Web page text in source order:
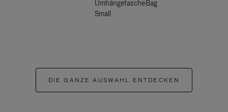
Umhängetasche
Small
Bag
DIE GANZE AUSWAHL ENTDECKEN